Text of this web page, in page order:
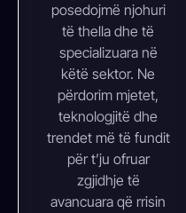
posedojmë njohuri
të thella dhe të
specializuara në
këtë sektor. Ne
përdorim mjetet,
teknologjitë dhe
trendet më të fundit
për t’ju ofruar
zgjidhje të
avancuara që rrisin